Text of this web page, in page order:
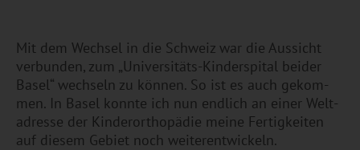
Mit dem Wech­sel in die Schweiz war die Aus­sicht
ver­bun­den, zum „Uni­ver­si­täts-Kin­der­spi­tal bei­der
Basel“ wech­seln zu kön­nen. So ist es auch ge­kom­
men. In Basel konn­te ich nun end­lich an einer Welt­
adres­se der Kin­der­or­tho­pä­die meine Fer­tig­kei­ten
auf die­sem Ge­biet noch wei­ter­ent­wi­ckeln.